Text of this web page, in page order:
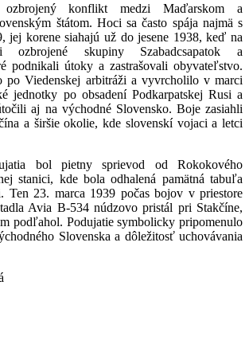
konflikt medzi Maďarskom a
štátom. Hoci sa často spája najmä s
jej korene siahajú už do jesene 1938, keď na
ozbrojené skupiny Szabadcsapatok a
podnikali útoky a zastrašovali obyvateľstvo.
po Viedenskej arbitráži a vyvrcholilo v marci
jednotky po obsadení Podkarpatskej Rusi a
aj na východné Slovensko. Boje zasiahli
a širšie okolie, kde slovenskí vojaci a letci
bol pietny sprievod od Rokokového
stanici, kde bola odhalená pamätná tabuľa
Ten 23. marca 1939 počas bojov v priestore
Avia B-534 núdzovo pristál pri Stakčíne,
podľahol. Podujatie symbolicky pripomenulo
Slovenska a dôležitosť uchovávania